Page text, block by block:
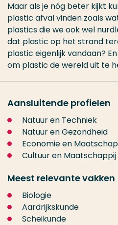
Maar als je nóg beter kijkt
plastic afval vinden zoals
plastics die we ook wel
dat plastic op het strand
plastic eigenlijk vandaan?
om plastic de wereld uit te
Aansluitende profielen
Natuur en Techniek
Natuur en Gezondheid
Economie en
Cultuur en Maatschappij
Meest relevante vakken
Biologie
Aardrijkskunde
Scheikunde